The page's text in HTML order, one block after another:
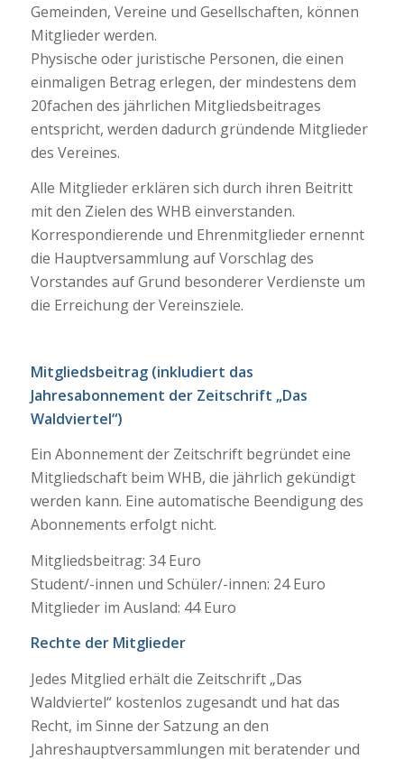
Gemeinden, Vereine und Gesellschaften, können
Mitglieder werden.
Physische oder juristische Personen, die einen
einmaligen Betrag erlegen, der mindestens dem
20fachen des jährlichen Mitgliedsbeitrages
entspricht, werden dadurch gründende Mitglieder
des Vereines.
Alle Mitglieder erklären sich durch ihren Beitritt
mit den Zielen des WHB einverstanden.
Korrespondierende und Ehrenmitglieder ernennt
die Hauptversammlung auf Vorschlag des
Vorstandes auf Grund besonderer Verdienste um
die Erreichung der Vereinsziele.
Mitgliedsbeitrag (inkludiert das
Jahresabonnement der Zeitschrift „Das
Waldviertel“)
Ein Abonnement der Zeitschrift begründet eine
Mitgliedschaft beim WHB, die jährlich gekündigt
werden kann. Eine automatische Beendigung des
Abonnements erfolgt nicht.
Mitgliedsbeitrag: 34 Euro
Student/-innen und Schüler/-innen: 24 Euro
Mitglieder im Ausland: 44 Euro
Rechte der Mitglieder
Jedes Mitglied erhält die Zeitschrift „Das
Waldviertel“ kostenlos zugesandt und hat das
Recht, im Sinne der Satzung an den
Jahreshauptversammlungen mit beratender und